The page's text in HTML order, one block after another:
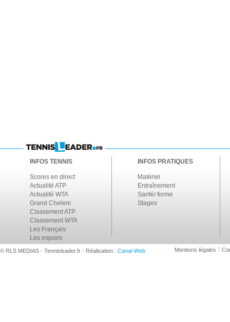
INFOS TENNIS
Scores en direct
Actualité ATP
Actualité WTA
Grand Chelem
Classement ATP
Classement WTA
Les Français
Les espoirs
INFOS PRATIQUES
Matériel
Entraînement
Santé/ forme
Stages
© RLS MEDIAS - Tennisleader.fr - Réalisation : Canal-Web Mentions légales